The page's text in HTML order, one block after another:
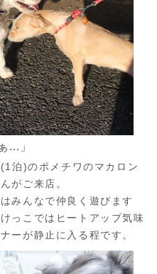
…」
泊)のポメチワのマカロン
がご来店。
みんなで仲良く遊びます
っこではヒートアップ気味
ーが静止に入る程です。